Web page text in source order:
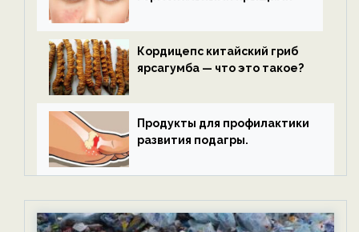
Кордицепс китайский гриб
ярсагумба — что это такое?
Продукты для профилактики
развития подагры.